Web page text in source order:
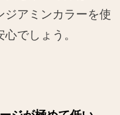
ジアミンカラーを使
でしょう。